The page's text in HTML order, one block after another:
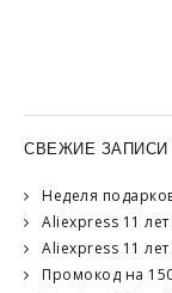
СВЕЖИЕ ЗАПИСИ
Неделя
Aliexpress 11
Aliexpress 11
Промокод на